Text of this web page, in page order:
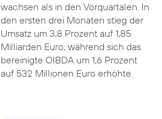
wachsen als in den Vorquartalen. In
den ersten drei Monaten stieg der
Umsatz um 3,8 Prozent auf 1,85
Milliarden Euro, während sich das
bereinigte OIBDA um 1,6 Prozent
auf 532 Millionen Euro erhöhte.